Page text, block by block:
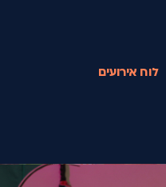
לוח אירועים